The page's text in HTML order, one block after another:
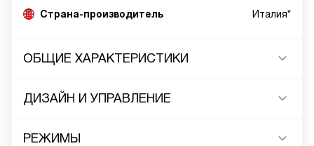
Страна-производитель Италия*
ОБЩИЕ ХАРАКТЕРИСТИКИ
ДИЗАЙН И УПРАВЛЕНИЕ
РЕЖИМЫ